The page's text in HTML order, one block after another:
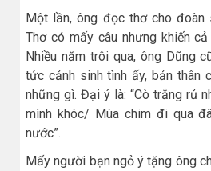
Một lần, ông đọc thơ cho đoàn
Thơ có mấy câu nhưng khiến
Nhiều năm trôi qua, ông Dũng
tức cảnh sinh tình ấy, bản thân
những gì. Đại ý là: “Cò trắng rủ
mình khóc/ Mùa chim đi qua
nước”.
Mấy người bạn ngỏ ý tặng ông